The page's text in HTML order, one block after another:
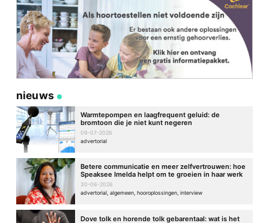
nieuws
Warmtepompen en laagfrequent geluid: de
bromtoon die je niet kunt negeren
09-07-2026
advertorial
Betere communicatie en meer zelfvertrouwen: hoe
Speaksee Imelda helpt om te groeien in haar werk
30-06-2026
advertorial, algemeen, hooroplossingen, interview
Dove tolk en horende tolk gebarentaal: wat is het